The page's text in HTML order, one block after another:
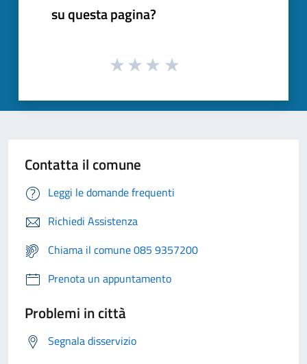
su questa pagina?
Contatta il comune
Leggi le domande frequenti
Richiedi Assistenza
Chiama il comune 085 9357200
Prenota un appuntamento
Problemi in città
Segnala disservizio